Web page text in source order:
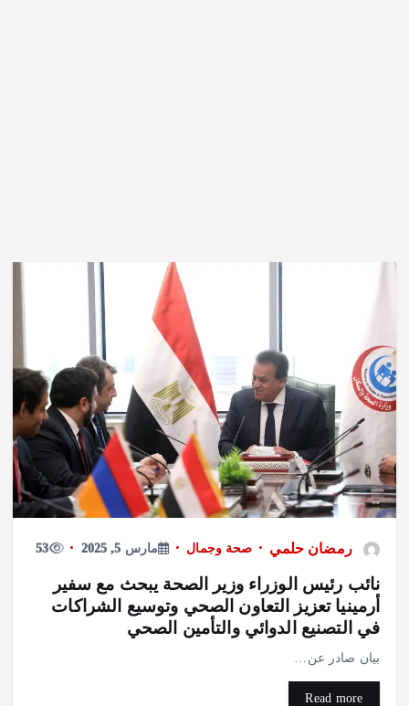
رمضان حلمي صحة وجمال مارس 5, 2025 53
نائب رئيس الوزراء وزير الصحة يبحث مع سفير
أرمينيا تعزيز التعاون الصحي وتوسيع الشراكات
في التصنيع الدوائي والتأمين الصحي
بيان صادر عن…
Read more